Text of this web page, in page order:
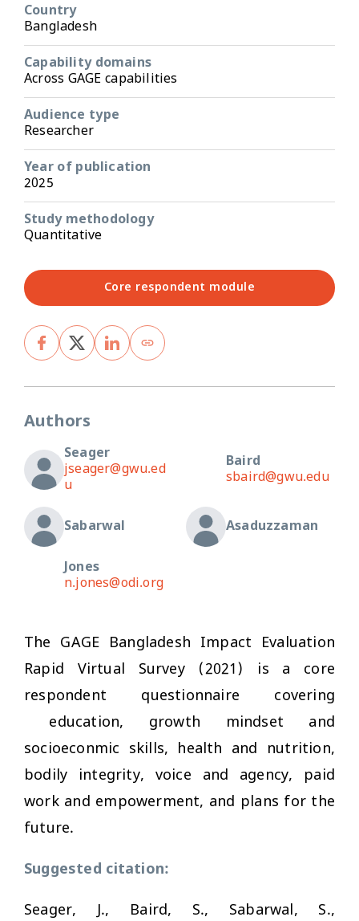
Country
Bangladesh
Capability domains
Across GAGE capabilities
Audience type
Researcher
Year of publication
2025
Study methodology
Quantitative
Core respondent module
Authors
Seager
jseager@gwu.ed
u
Baird
sbaird@gwu.edu
Sabarwal Asaduzzaman
Jones
n.jones@odi.org
The GAGE Bangladesh Impact Evaluation
Rapid Virtual Survey (2021) is a core
respondent questionnaire covering
education, growth mindset and
socioeconmic skills, health and nutrition,
bodily integrity, voice and agency, paid
work and empowerment, and plans for the
future.
Suggested citation:
Seager, J., Baird, S., Sabarwal, S.,